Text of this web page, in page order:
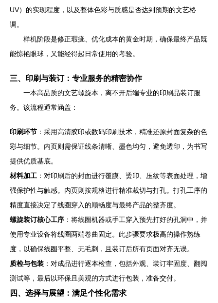
UV）的实现程度，以及整体色彩与质感是否达到预期的文艺格
调。
样机阶段是修正瑕疵、优化成本的黄金时期，确保最终产品既
能惊艳眼球，又能经得起日常使用的考验。
三、印刷与装订：专业服务的精密协作
一本高品质的文艺螺旋本，离不开后端专业的印刷品装订服
务。该流程通常涵盖：
印刷环节 ：采用高清胶印或数码印刷技术，精准还原封面复杂的色
彩与细节。内页则需保证线条清晰、墨色均匀，避免透印，为书写
提供优质基底。
材料加工 ：对印刷后的封面进行覆膜、烫印、压纹等表面处理，增
强保护性与触感。内页则按规格进行精准裁切与打孔。打孔工序的
精度直接决定了线圈穿入的顺畅度与最终产品的整齐度。
螺旋装订核心工序 ：将线圈机器或手工穿入预先打好的孔洞中，并
使用专业设备将线圈两端卷曲固定。此步骤要求极高的操作熟练
度，以确保线圈平整、无毛刺，且装订后所有页面对齐无误。
质检与包装 ：对成品进行逐本检查，包括外观、装订牢固度、翻阅
测试等，最后以环保且美观的方式进行包装，准备交付。
四、选择与展望：满足个性化需求